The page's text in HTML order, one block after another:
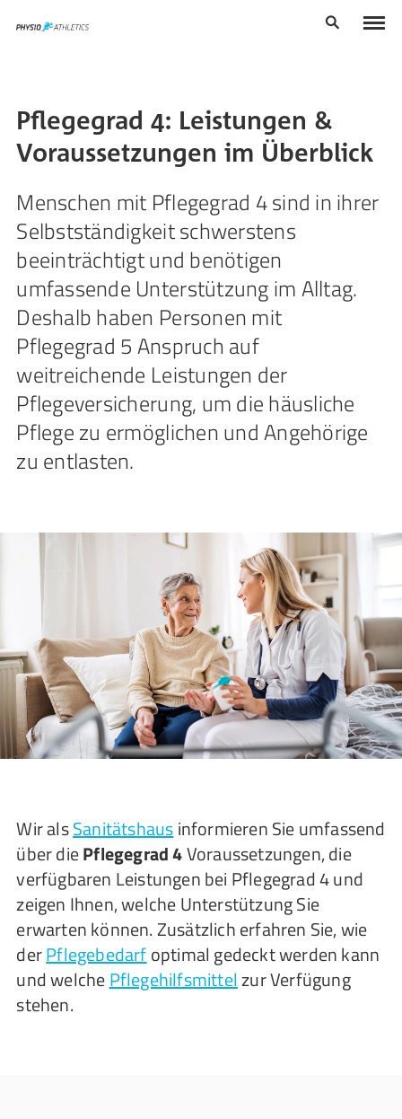
Pflegegrad 4: Leistungen &
Voraussetzungen im Überblick
Menschen mit Pflegegrad 4 sind in ihrer
Selbstständigkeit schwerstens
beeinträchtigt und benötigen
umfassende Unterstützung im Alltag.
Deshalb haben Personen mit
Pflegegrad 5 Anspruch auf
weitreichende Leistungen der
Pflegeversicherung, um die häusliche
Pflege zu ermöglichen und Angehörige
zu entlasten.
Wir alsSanitätshausinformieren Sie umfassend
über diePflegegrad 4Voraussetzungen, die
verfügbaren Leistungen bei Pflegegrad 4 und
zeigen Ihnen, welche Unterstützung Sie
erwarten können. Zusätzlich erfahren Sie, wie
derPflegebedarfoptimal gedeckt werden kann
und welchePflegehilfsmittelzur Verfügung
stehen.